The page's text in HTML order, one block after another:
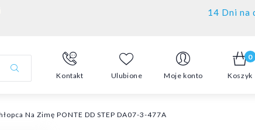
14 Dni na
Kontakt Ulubione Moje konto
0
Koszyk
Na Zimę PONTE DD STEP DA07-3-477A